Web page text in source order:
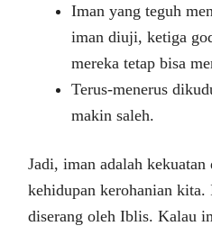
Iman yang teguh
iman diuji, ketiga
mereka tetap bisa
Terus-menerus
makin saleh.
Jadi, iman adalah kekuatan
kehidupan kerohanian
diserang oleh Iblis. Kalau